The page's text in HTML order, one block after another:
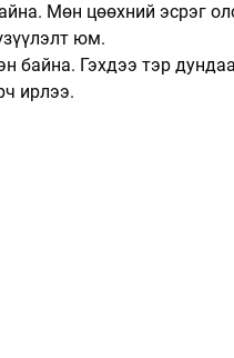
Мөн цөөхний эсрэг
юм.
байна. Гэхдээ тэр
ирлээ.